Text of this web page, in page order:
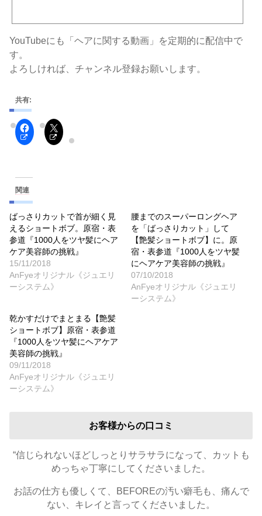
YouTubeにも「ヘアに関する動画」を定期的に配信中で
す。
よろしければ、チャンネル登録お願いします。
共有:
関連
ばっさりカットで首が細く見
えるショートボブ。原宿・表
参道『1000人をツヤ髪にヘア
ケア美容師の挑戦』
15/11/2018
AnFyeオリジナル《ジュエリ
ーシステム》
腰までのスーパーロングヘア
を「ばっさりカット」して
【艶髪ショートボブ】に。原
宿・表参道『1000人をツヤ髪
にヘアケア美容師の挑戦』
07/10/2018
AnFyeオリジナル《ジュエリ
ーシステム》
乾かすだけでまとまる【艶髪
ショートボブ】原宿・表参道
『1000人をツヤ髪にヘアケア
美容師の挑戦』
09/11/2018
AnFyeオリジナル《ジュエリ
ーシステム》
お客様からの口コミ
“信じられないほどしっとりサラサラになって、カットも
めっちゃ丁寧にしてくださいました。
お話の仕方も優しくて、BEFOREの汚い癖毛も、痛んで
ない、キレイと言ってくださいました。